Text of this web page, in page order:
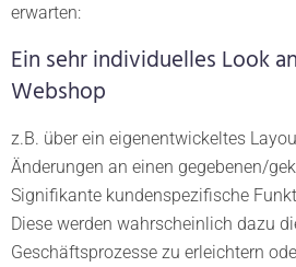
erwarten:
Ein sehr individuelles Look
Webshop
z.B. über ein eigenentwickeltes
Änderungen an einen gegebenen/
Signifikante kundenspezifische
Diese werden wahrscheinlich dazu
Geschäftsprozesse zu erleichtern